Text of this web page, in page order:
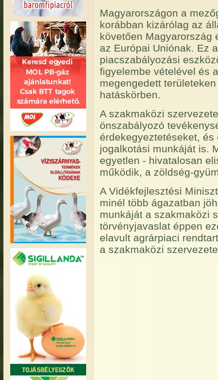
Magyarországon a
korábban kizárólag az
követően Magyarország
az Európai Uniónak. Ez
piacszabályozási
figyelembe vételével és
megengedett
hatáskörben.
A szakmaközi
önszabályozó
érdekegyeztetéseket,
jogalkotási munkáját is.
egyetlen - hivatalosan
működik, a zöldség-
A Vidékfejlesztési
minél több ágazatban
munkáját a szakmaközi
törvényjavaslat éppen
elavult agrárpiaci
a szakmaközi